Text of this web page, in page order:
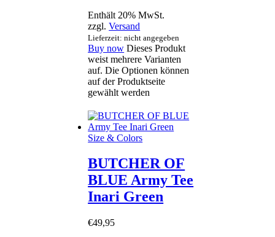
Enthält 20% MwSt.
zzgl.Versand
Lieferzeit: nicht angegeben
Buy now Dieses Produkt
weist mehrere Varianten
auf. Die Optionen können
auf der Produktseite
gewählt werden
Size & Colors
BUTCHER OF
BLUE Army Tee
Inari Green
€49,95